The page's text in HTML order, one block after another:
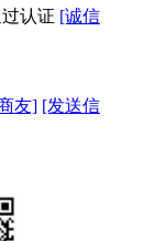
认证 [诚信
友] [发送信